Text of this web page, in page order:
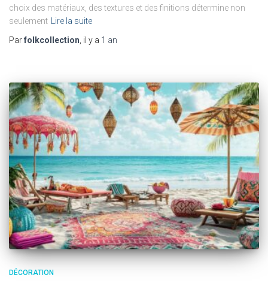
choix des matériaux, des textures et des finitions détermine non
seulement
Lire la suite
Parfolkcollection , il y a 1 an
DÉCORATION